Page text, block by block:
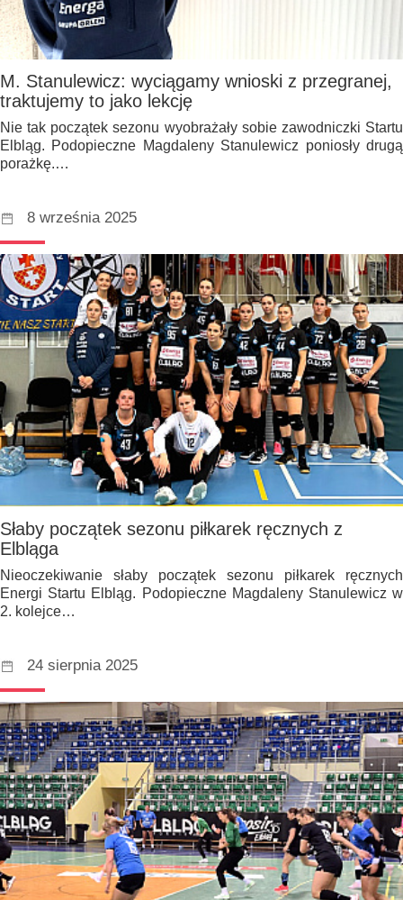
M. Stanulewicz: wyciągamy wnioski z przegranej,
traktujemy to jako lekcję
Nie tak początek sezonu wyobrażały sobie zawodniczki Startu
Elbląg. Podopieczne Magdaleny Stanulewicz poniosły drugą
porażkę.…
8 września 2025
Słaby początek sezonu piłkarek ręcznych z
Elbląga
Nieoczekiwanie słaby początek sezonu piłkarek ręcznych
Energi Startu Elbląg. Podopieczne Magdaleny Stanulewicz w
2. kolejce…
24 sierpnia 2025